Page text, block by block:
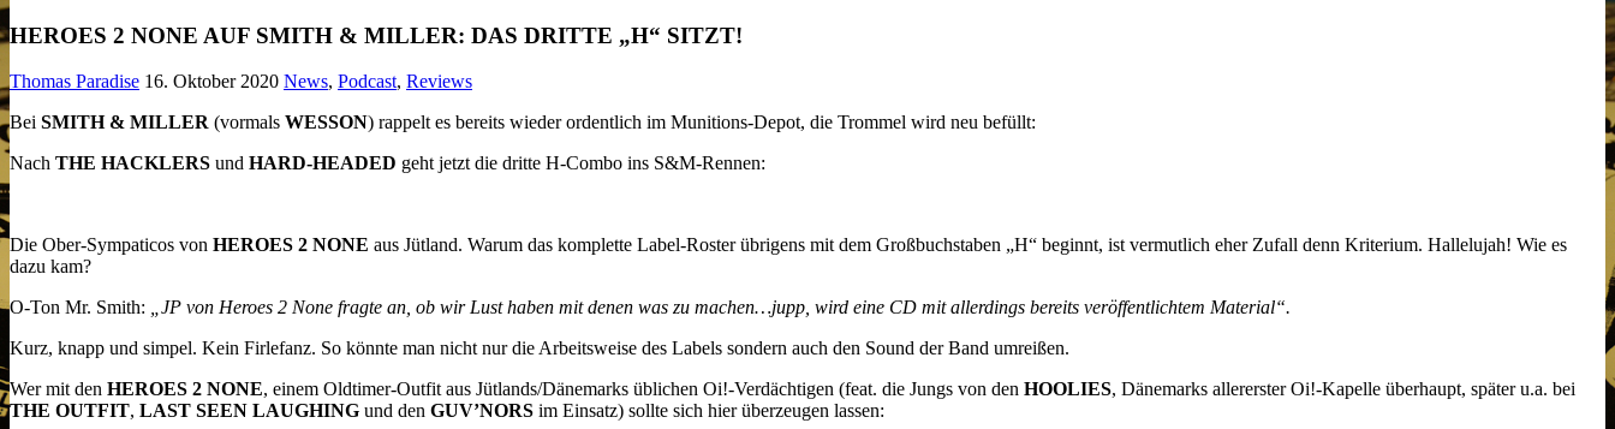
HEROES 2 NONE AUF SMITH & MILLER: DAS DRITTE „H“ SITZT!
Thomas Paradise 16. Oktober 2020 News, Podcast, Reviews
Bei SMITH & MILLER (vormals WESSON) rappelt es bereits wieder ordentlich im Munitions-Depot, die Trommel wird neu befüllt:
Nach THE HACKLERS und HARD-HEADED geht jetzt die dritte H-Combo ins S&M-Rennen:
Die Ober-Sympaticos von HEROES 2 NONE aus Jütland. Warum das komplette Label-Roster übrigens mit dem Großbuchstaben „H“ beginnt, ist vermutlich eher Zufall denn Kriterium. Hallelujah! Wie es
dazu kam?
O-Ton Mr. Smith: „JP von Heroes 2 None fragte an, ob wir Lust haben mit denen was zu machen…jupp, wird eine CD mit allerdings bereits veröffentlichtem Material“.
Kurz, knapp und simpel. Kein Firlefanz. So könnte man nicht nur die Arbeitsweise des Labels sondern auch den Sound der Band umreißen.
Wer mit den HEROES 2 NONE, einem Oldtimer-Outfit aus Jütlands/Dänemarks üblichen Oi!-Verdächtigen (feat. die Jungs von den HOOLIES, Dänemarks allererster Oi!-Kapelle überhaupt, später u.a. bei
THE OUTFIT, LAST SEEN LAUGHING und den GUV’NORS im Einsatz) sollte sich hier überzeugen lassen: